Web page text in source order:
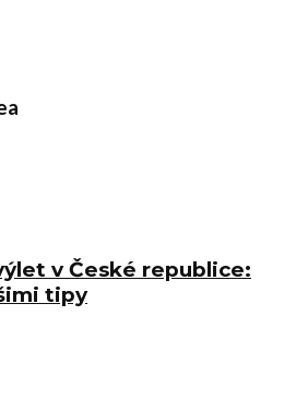
v České republice:
tipy